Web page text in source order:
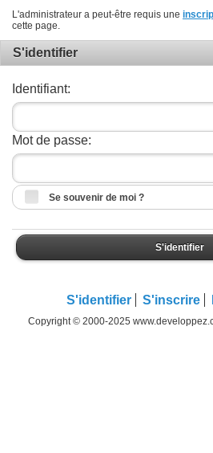
L'administrateur a peut-être requis une
cette page.
S'identifier
Identifiant:
Mot de passe:
Se souvenir de moi ?
S'identifier
S'identifier S'inscrire
Copyright © 2000-2025